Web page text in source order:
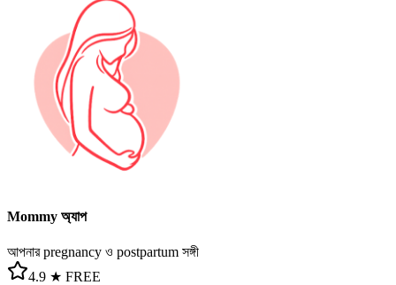
Mommy অ্যাপ
আপনার pregnancy ও postpartum সঙ্গী
4.9 ★ FREE